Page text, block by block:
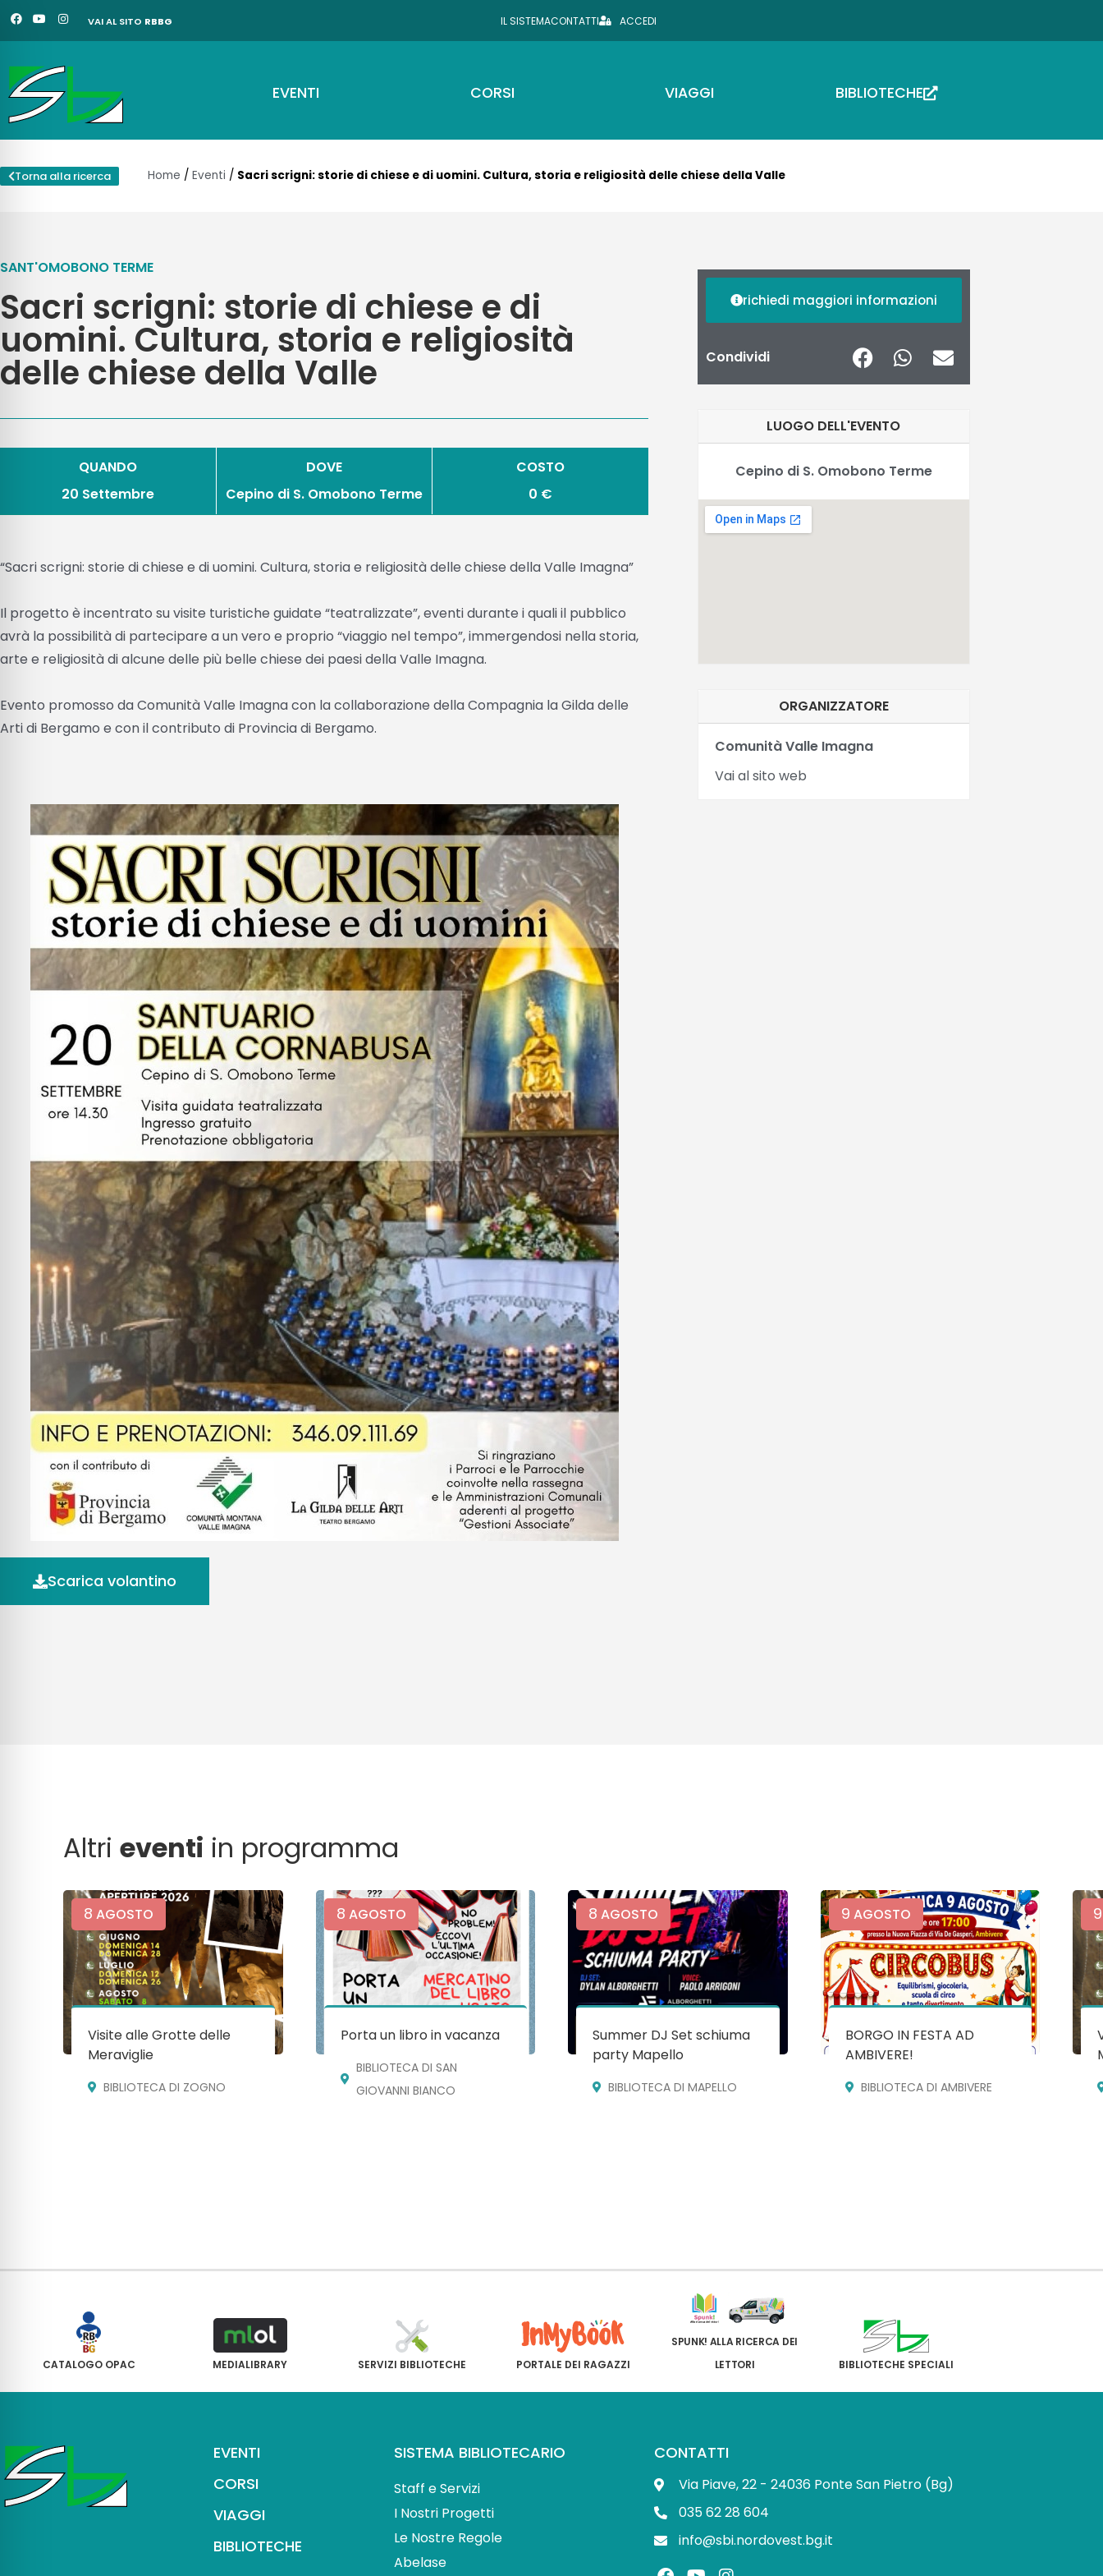
VaiF
a
c
o
o
k
Y
o
u
b
e
I
n
s
g
a
VAI AL SITO RBBG IL SISTEMACONTATTI ACCEDI
EVENTI CORSI VIAGGI BIBLIOTECHE
Torna alla ricerca Home / Eventi / Sacri scrigni: storie di chiese e di uomini. Cultura, storia e religiosità delle chiese della Valle
SANT'OMOBONO TERME
Sacri scrigni: storie di chiese e di
uomini. Cultura, storia e religiosità
delle chiese della Valle
QUANDO
20 Settembre
DOVE
Cepino di S. Omobono Terme
COSTO
0 €
“Sacri scrigni: storie di chiese e di uomini. Cultura, storia e religiosità delle chiese della Valle Imagna”
Il progetto è incentrato su visite turistiche guidate “teatralizzate”, eventi durante i quali il pubblico
avrà la possibilità di partecipare a un vero e proprio “viaggio nel tempo”, immergendosi nella storia,
arte e religiosità di alcune delle più belle chiese dei paesi della Valle Imagna.
Evento promosso da Comunità Valle Imagna con la collaborazione della Compagnia la Gilda delle
Arti di Bergamo e con il contributo di Provincia di Bergamo.
Scarica volantino
richiedi maggiori informazioni
Condividi
LUOGO DELL'EVENTO
Cepino di S. Omobono Terme
ORGANIZZATORE
Comunità Valle Imagna
Vai al sito web
Altrieventi in programma
8 AGOSTO
Visite alle Grotte delle
Meraviglie
BIBLIOTECA DI ZOGNO
8 AGOSTO
Porta un libro in vacanza
BIBLIOTECA DI SAN
GIOVANNI BIANCO
8 AGOSTO
Summer DJ Set schiuma
party Mapello
BIBLIOTECA DI MAPELLO
9 AGOSTO
BORGO IN FESTA AD
AMBIVERE!
BIBLIOTECA DI AMBIVERE
9
CATALOGO OPAC MEDIALIBRARY SERVIZI BIBLIOTECHE PORTALE DEI RAGAZZI
SPUNK! ALLA RICERCA DEI
LETTORI
BIBLIOTECHE SPECIALI
EVENTI
CORSI
VIAGGI
BIBLIOTECHE
SISTEMA BIBLIOTECARIO
Staff e Servizi
I Nostri Progetti
Le Nostre Regole
Abelase
CONTATTI
Via Piave, 22 - 24036 Ponte San Pietro (Bg)
035 62 28 604
info@sbi.nordovest.bg.it